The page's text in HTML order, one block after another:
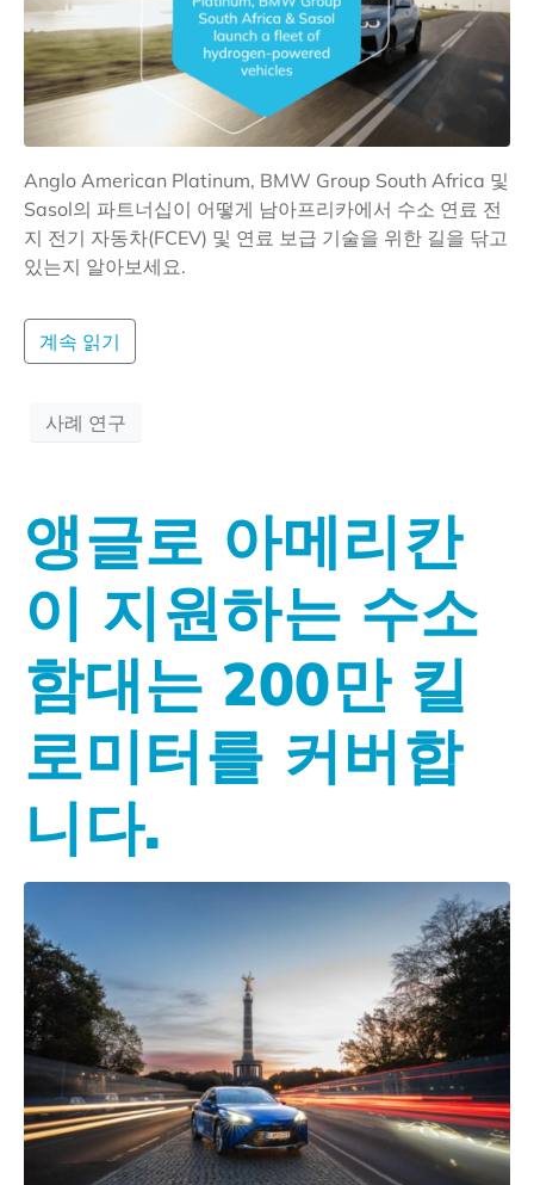
Anglo American Platinum, BMW Group South Africa 및
Sasol의 파트너십이 어떻게 남아프리카에서 수소 연료 전
지 전기 자동차(FCEV) 및 연료 보급 기술을 위한 길을 닦고
있는지 알아보세요.
계속 읽기
사례 연구
앵글로 아메리칸
이 지원하는 수소
함대는 200만 킬
로미터를 커버합
니다.